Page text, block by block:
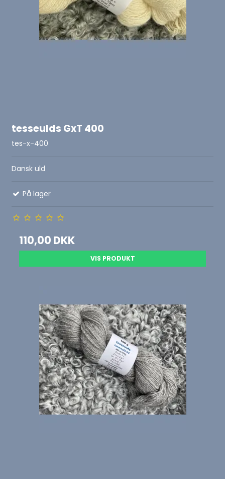
tesseulds GxT 400
tes-x-400
Dansk uld
På lager
110,00 DKK
VIS PRODUKT